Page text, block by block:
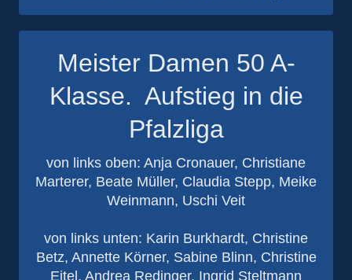
Meister Damen 50 A-
Klasse. Aufstieg in die
Pfalzliga
von links oben: Anja Cronauer, Christiane
Marterer, Beate Müller, Claudia Stepp, Meike
Weinmann, Uschi Veit
von links unten: Karin Burkhardt, Christine
Betz, Annette Körner, Sabine Blinn, Christine
Eitel, Andrea Redinger, Ingrid Steltmann